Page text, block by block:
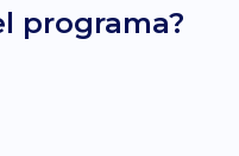
programa?